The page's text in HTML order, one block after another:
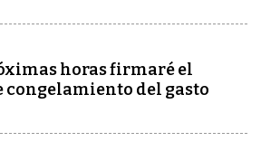
horas firmaré el
congelamiento del gasto